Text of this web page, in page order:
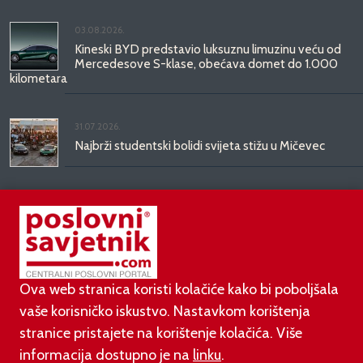
03.08.2026.
Kineski BYD predstavio luksuznu limuzinu veću od
Mercedesove S-klase, obećava domet do 1.000
kilometara
31.07.2026.
Najbrži studentski bolidi svijeta stižu u Mičevec
Divote Cosmetics predstavlja Hince: novo poglavlje
korejske ljepote stiže u Hrvatsku
Ova web stranica koristi kolačiće kako bi poboljšala
vaše korisničko iskustvo. Nastavkom korištenja
stranice pristajete na korištenje kolačića. Više
informacija dostupno je na linku.